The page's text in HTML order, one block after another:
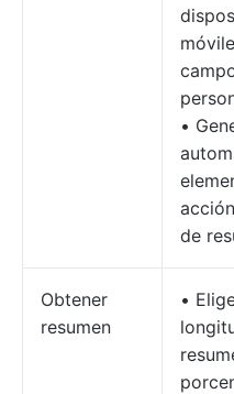
•
de
Obtener
resumen
•